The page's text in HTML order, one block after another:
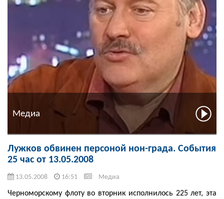
Медиа
Лужков обвинен персоной нон-града. События
25 час от 13.05.2008
13.05.2008 16:51 Медиа
Черноморскому флоту во вторник исполнилось 225 лет, эта